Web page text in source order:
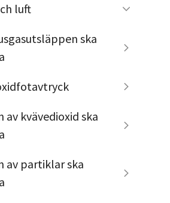
luft
ska
av kvävedioxid ska
av partiklar ska